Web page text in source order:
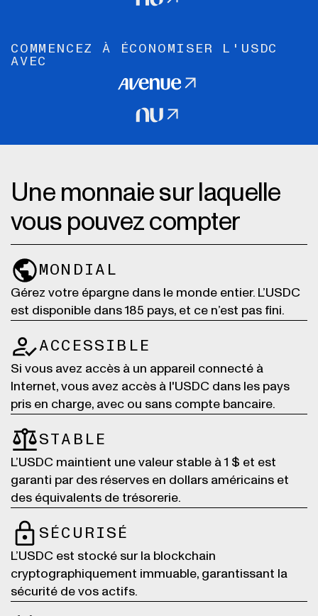
COMMENCEZ À ÉCONOMISER L'USDC
AVEC
Une monnaie sur laquelle
vous pouvez compter
MONDIAL
Gérez votre épargne dans le monde entier. L’USDC
est disponible dans 185 pays, et ce n’est pas fini.
ACCESSIBLE
Si vous avez accès à un appareil connecté à
Internet, vous avez accès à l'USDC dans les pays
pris en charge, avec ou sans compte bancaire.
STABLE
L’USDC maintient une valeur stable à 1 $ et est
garanti par des réserves en dollars américains et
des équivalents de trésorerie.
SÉCURISÉ
L’USDC est stocké sur la blockchain
cryptographiquement immuable, garantissant la
sécurité de vos actifs.